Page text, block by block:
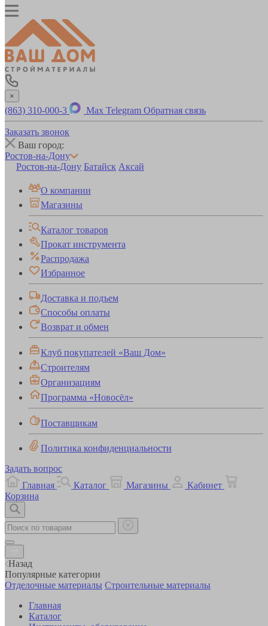
×
(863) 310-000-3 Max Telegram Обратная связь
Заказать звонок
Ваш город:
Ростов-на-Дону
Ростов-на-Дону Батайск Аксай
О компании
Магазины
Каталог товаров
Прокат инструмента
Распродажа
Избранное
Доставка и подъем
Способы оплаты
Возврат и обмен
Клуб покупателей «Ваш Дом»
Строителям
Организациям
Программа «Новосёл»
Поставщикам
Политика конфиденциальности
Задать вопрос
Главная
Каталог Магазины
Кабинет
Корзина
Назад
Популярные категории
Отделочные материалы Строительные материалы
Главная
Каталог